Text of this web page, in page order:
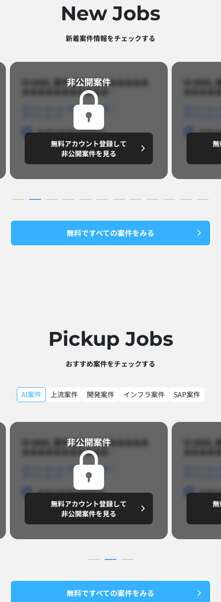
New Jobs
新着案件情報をチェックする​
ID 8888_案件名あああああああああ
あああああああああああ…​
ポジションB
勤務地勤務地勤務地
～8,888,8888円/月
非公開案件​
無料アカウント登録して
非公開案件を見る
ID
勤務地
無料ですべての案件をみる
Pickup Jobs​
おすすめ案件をチェックする
AI案件 上流案件 開発案件 インフラ案件 SAP案件
ID 8888_案件名あああああああああ
あああああああああああ…​
ポジションB
勤務地勤務地勤務地
～8,888,8888円/月
非公開案件​
無料アカウント登録して
非公開案件を見る
ID
勤務地
無料ですべての案件をみる